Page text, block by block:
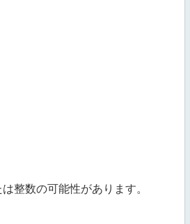
整数の可能性があります。